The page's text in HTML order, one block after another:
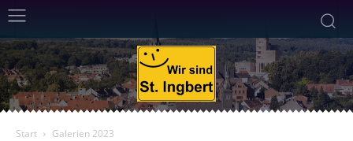
Start Galerien 2023